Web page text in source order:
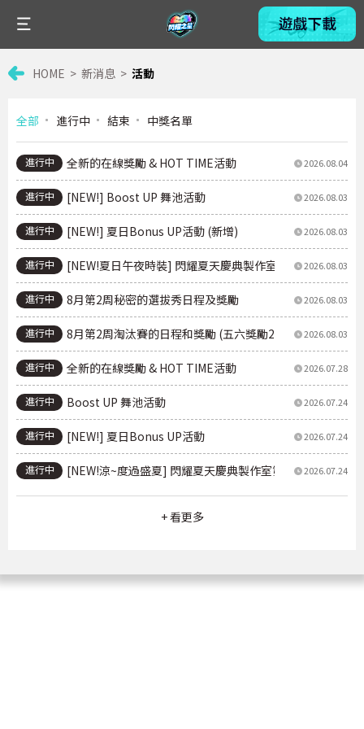
HOME 新消息 活動
全部 進行中 結束 中獎名單
進行中 全新的在線獎勵 & HOT TIME活動 2026.08.04
進行中 [NEW!] Boost UP 舞池活動 2026.08.03
進行中 [NEW!] 夏日Bonus UP活動 (新增) 2026.08.03
進行中 [NEW!夏日午夜時裝] 閃耀夏天慶典製作室第2季活動
2026.08.03
進行中 8月第2周秘密的選拔秀日程及獎勵 2026.08.03
進行中 8月第2周淘汰賽的日程和獎勵 (五六獎勵2倍UP!!)2026.08.03
進行中 全新的在線獎勵 & HOT TIME活動 2026.07.28
進行中 Boost UP 舞池活動 2026.07.24
進行中 [NEW!] 夏日Bonus UP活動 2026.07.24
進行中 [NEW!涼~度過盛夏] 閃耀夏天慶典製作室第2季活動2026.07.24
+ 看更多